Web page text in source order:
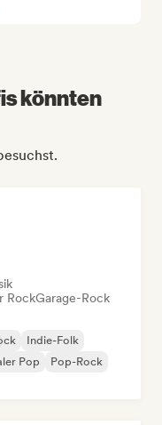
könnten
RockGarage-Rock
Indie-Folk
Pop
Pop-Rock